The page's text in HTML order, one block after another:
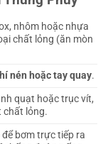
nhôm hoặc nhựa
chất lỏng (ăn mòn
nén hoặc tay quay.
quạt hoặc trục vít,
chất lỏng.
bơm trực tiếp ra